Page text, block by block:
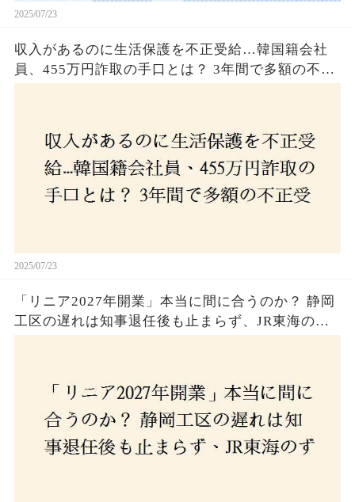
2025/07/23
収入があるのに生活保護を不正受給…韓国籍会社
員、455万円詐取の手口とは？ 3年間で多額の不正
2025/07/23
「リニア2027年開業」本当に間に合うのか？ 静岡
工区の遅れは知事退任後も止まらず、JR東海のず